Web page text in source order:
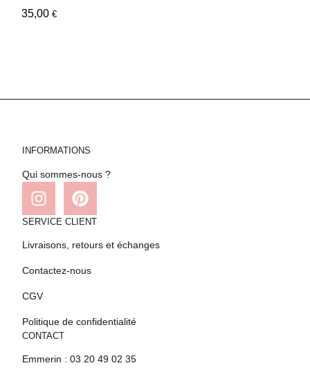
35,00 €
INFORMATIONS
Qui sommes-nous ?
SERVICE CLIENT
Livraisons, retours et échanges
Contactez-nous
CGV
Politique de confidentialité
CONTACT
Emmerin : 03 20 49 02 35